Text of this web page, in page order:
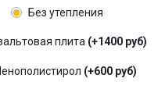
Без утепления
плита (+1400 руб)
(+600 руб)